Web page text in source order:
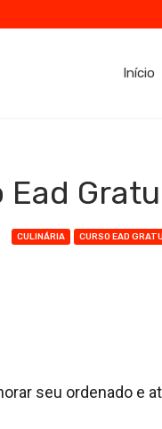
Início
Ead
CULINÁRIA CURSO EAD
seu ordenado e